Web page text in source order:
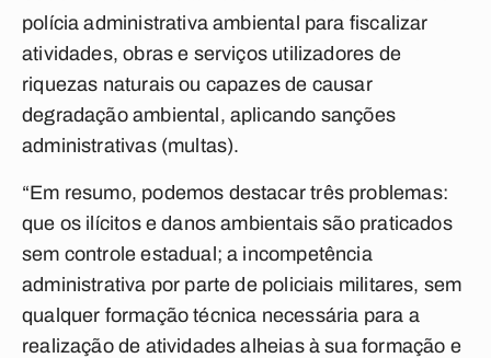
polícia administrativa ambiental para fiscalizar
atividades, obras e serviços utilizadores de
riquezas naturais ou capazes de causar
degradação ambiental, aplicando sanções
administrativas (multas).
“Em resumo, podemos destacar três problemas:
que os ilícitos e danos ambientais são praticados
sem controle estadual; a incompetência
administrativa por parte de policiais militares, sem
qualquer formação técnica necessária para a
realização de atividades alheias à sua formação e